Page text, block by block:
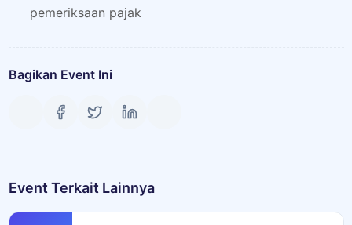
pemeriksaan pajak
Bagikan Event Ini
Event Terkait Lainnya